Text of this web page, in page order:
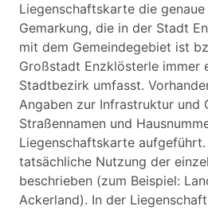
Liegenschaftskarte die
Gemarkung, die in der Stadt
mit dem Gemeindegebiet ist
Großstadt Enzklösterle immer
Stadtbezirk umfasst.
Angaben zur Infrastruktur und
Straßennamen und
Liegenschaftskarte
tatsächliche Nutzung der
beschrieben (zum Beispiel:
Ackerland). In der